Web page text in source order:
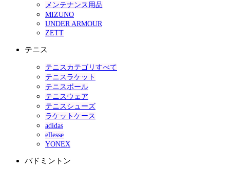
メンテナンス用品
MIZUNO
UNDER ARMOUR
ZETT
テニス
テニスカテゴリすべて
テニスラケット
テニスボール
テニスウェア
テニスシューズ
ラケットケース
adidas
ellesse
YONEX
バドミントン